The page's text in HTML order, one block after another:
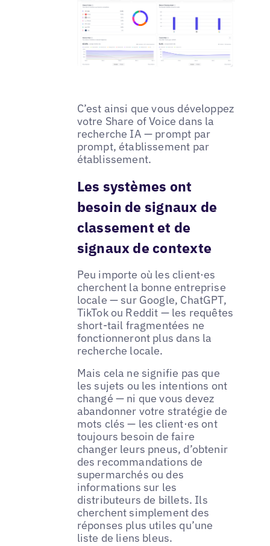
C’est ainsi que vous développez
votre Share of Voice dans la
recherche IA — prompt par
prompt, établissement par
établissement.
Les systèmes ont
besoin de signaux de
classement et de
signaux de contexte
Peu importe où les client·es
cherchent la bonne entreprise
locale — sur Google, ChatGPT,
TikTok ou Reddit — les requêtes
short-tail fragmentées ne
fonctionneront plus dans la
recherche locale.
Mais cela ne signifie pas que
les sujets ou les intentions ont
changé — ni que vous devez
abandonner votre stratégie de
mots clés — les client·es ont
toujours besoin de faire
changer leurs pneus, d’obtenir
des recommandations de
supermarchés ou des
informations sur les
distributeurs de billets. Ils
cherchent simplement des
réponses plus utiles qu’une
liste de liens bleus.